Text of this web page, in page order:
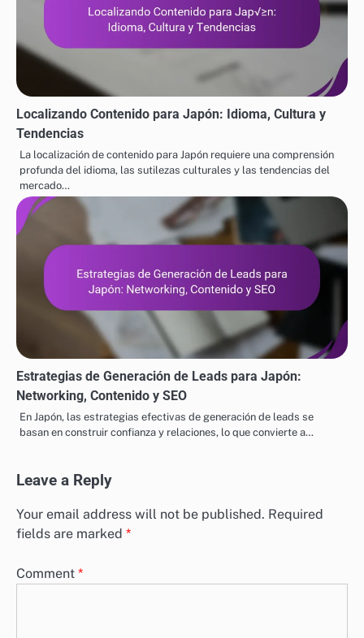
Localizando Contenido para Japón: Idioma, Cultura y
Tendencias
La localización de contenido para Japón requiere una comprensión
profunda del idioma, las sutilezas culturales y las tendencias del
mercado…
Estrategias de Generación de Leads para Japón:
Networking, Contenido y SEO
En Japón, las estrategias efectivas de generación de leads se
basan en construir confianza y relaciones, lo que convierte a…
Leave a Reply
Your email address will not be published. Required
fields are marked *
Comment *